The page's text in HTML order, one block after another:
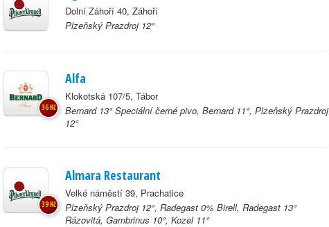
Dolní Záhoří 40, Záhoří
Plzeňský Prazdroj 12°
Alfa
Klokotská 107/5, Tábor
Bernard 13° Speciální černé pivo, Bernard 11°, Plzeňský Prazdroj
12°
36 Kč
Almara Restaurant
Velké náměstí 39, Prachatice
Plzeňský Prazdroj 12°, Radegast 0% Birell, Radegast 13°
Rázovitá, Gambrinus 10°, Kozel 11°
39 Kč